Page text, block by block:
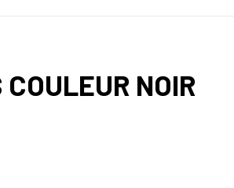
NOIR